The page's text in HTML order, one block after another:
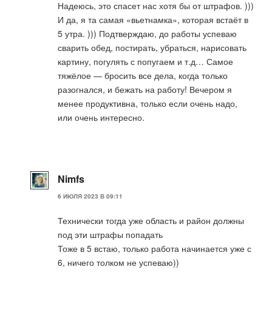
Надеюсь, это спасет нас хотя бы от штрафов. )))
И да, я та самая «вьетнамка», которая встаёт в
5 утра. ))) Подтверждаю, до работы успеваю
сварить обед, постирать, убраться, нарисовать
картину, погулять с попугаем и т.д… Самое
тяжёлое — бросить все дела, когда только
разогнался, и бежать на работу! Вечером я
менее продуктивна, только если очень надо,
или очень интересно.
Nimfs
6 ИЮЛЯ 2023 В 09:11
Технически тогда уже область и район должны
под эти штрафы попадать
Тоже в 5 встаю, только работа начинается уже с
6, ничего толком не успеваю))